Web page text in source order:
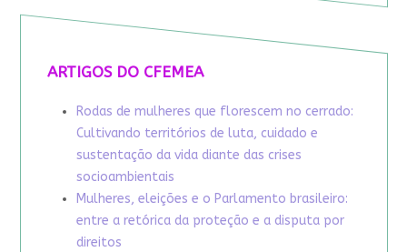
ARTIGOS DO CFEMEA
Rodas de mulheres que florescem no cerrado:
Cultivando territórios de luta, cuidado e
sustentação da vida diante das crises
socioambientais
Mulheres, eleições e o Parlamento brasileiro:
entre a retórica da proteção e a disputa por
direitos